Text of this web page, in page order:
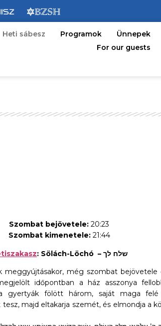
Heti sábesz Programok
Ünnepek
For our guests
Szombat bejövetele: 20:23
Szombat kimenetele:21:44
: Sölách-Löchó – שלח לך
meggyújtásakor, még szombat bejövetele
időpontban a ház asszonya
gyertyák fölött három, saját maga felé
majd eltakarja szemét, és elmondja a